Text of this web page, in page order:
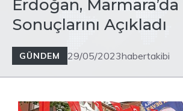
Erdoğan,
Sonuçlarını Açıkladı
GÜNDEM 29/05/2023habertakibi